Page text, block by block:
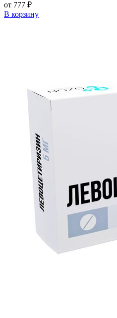
от 777 ₽
В корзину